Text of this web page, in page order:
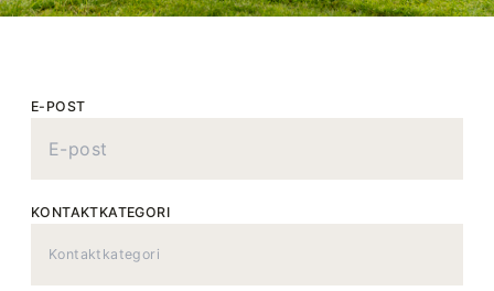
E-POST
KONTAKTKATEGORI